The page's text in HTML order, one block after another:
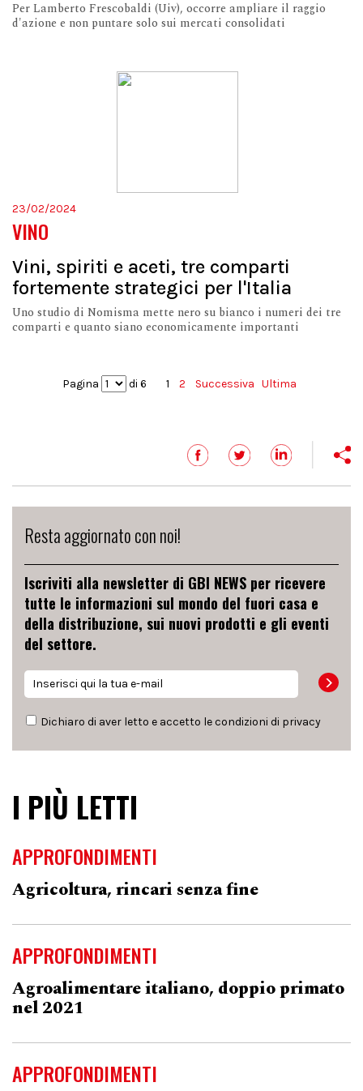
Per Lamberto Frescobaldi (Uiv), occorre ampliare il raggio
d'azione e non puntare solo sui mercati consolidati
23/02/2024
VINO
Vini, spiriti e aceti, tre comparti
fortemente strategici per l'Italia
Uno studio di Nomisma mette nero su bianco i numeri dei tre
comparti e quanto siano economicamente importanti
Pagina di 6 1 2 Successiva Ultima
Resta aggiornato con noi!
Iscriviti alla newsletter di GBI NEWS per ricevere
tutte le informazioni sul mondo del fuori casa e
della distribuzione, sui nuovi prodotti e gli eventi
del settore.
Dichiaro di aver letto e accetto le condizioni di privacy
I PIÙ LETTI
APPROFONDIMENTI
Agricoltura, rincari senza fine
APPROFONDIMENTI
Agroalimentare italiano, doppio primato
nel 2021
APPROFONDIMENTI